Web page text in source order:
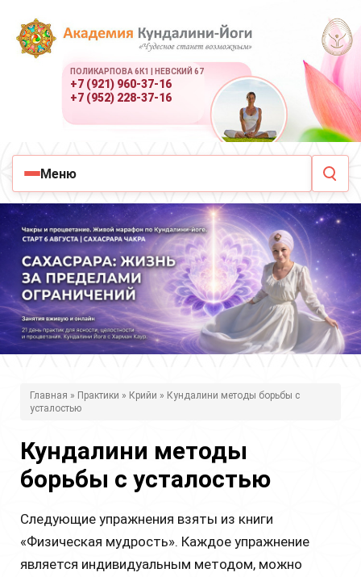
ПОЛИКАРПОВА 6К1 | НЕВСКИЙ 67
+7 (921) 960-37-16
+7 (952) 228-37-16
Меню
д
с
ь
Главная » Практики » Крийи » Кундалини методы борьбы с
усталостью
Кундалини методы
борьбы с усталостью
Следующие упражнения взяты из книги
«Физическая мудрость». Каждое упражнение
является индивидуальным методом, можно